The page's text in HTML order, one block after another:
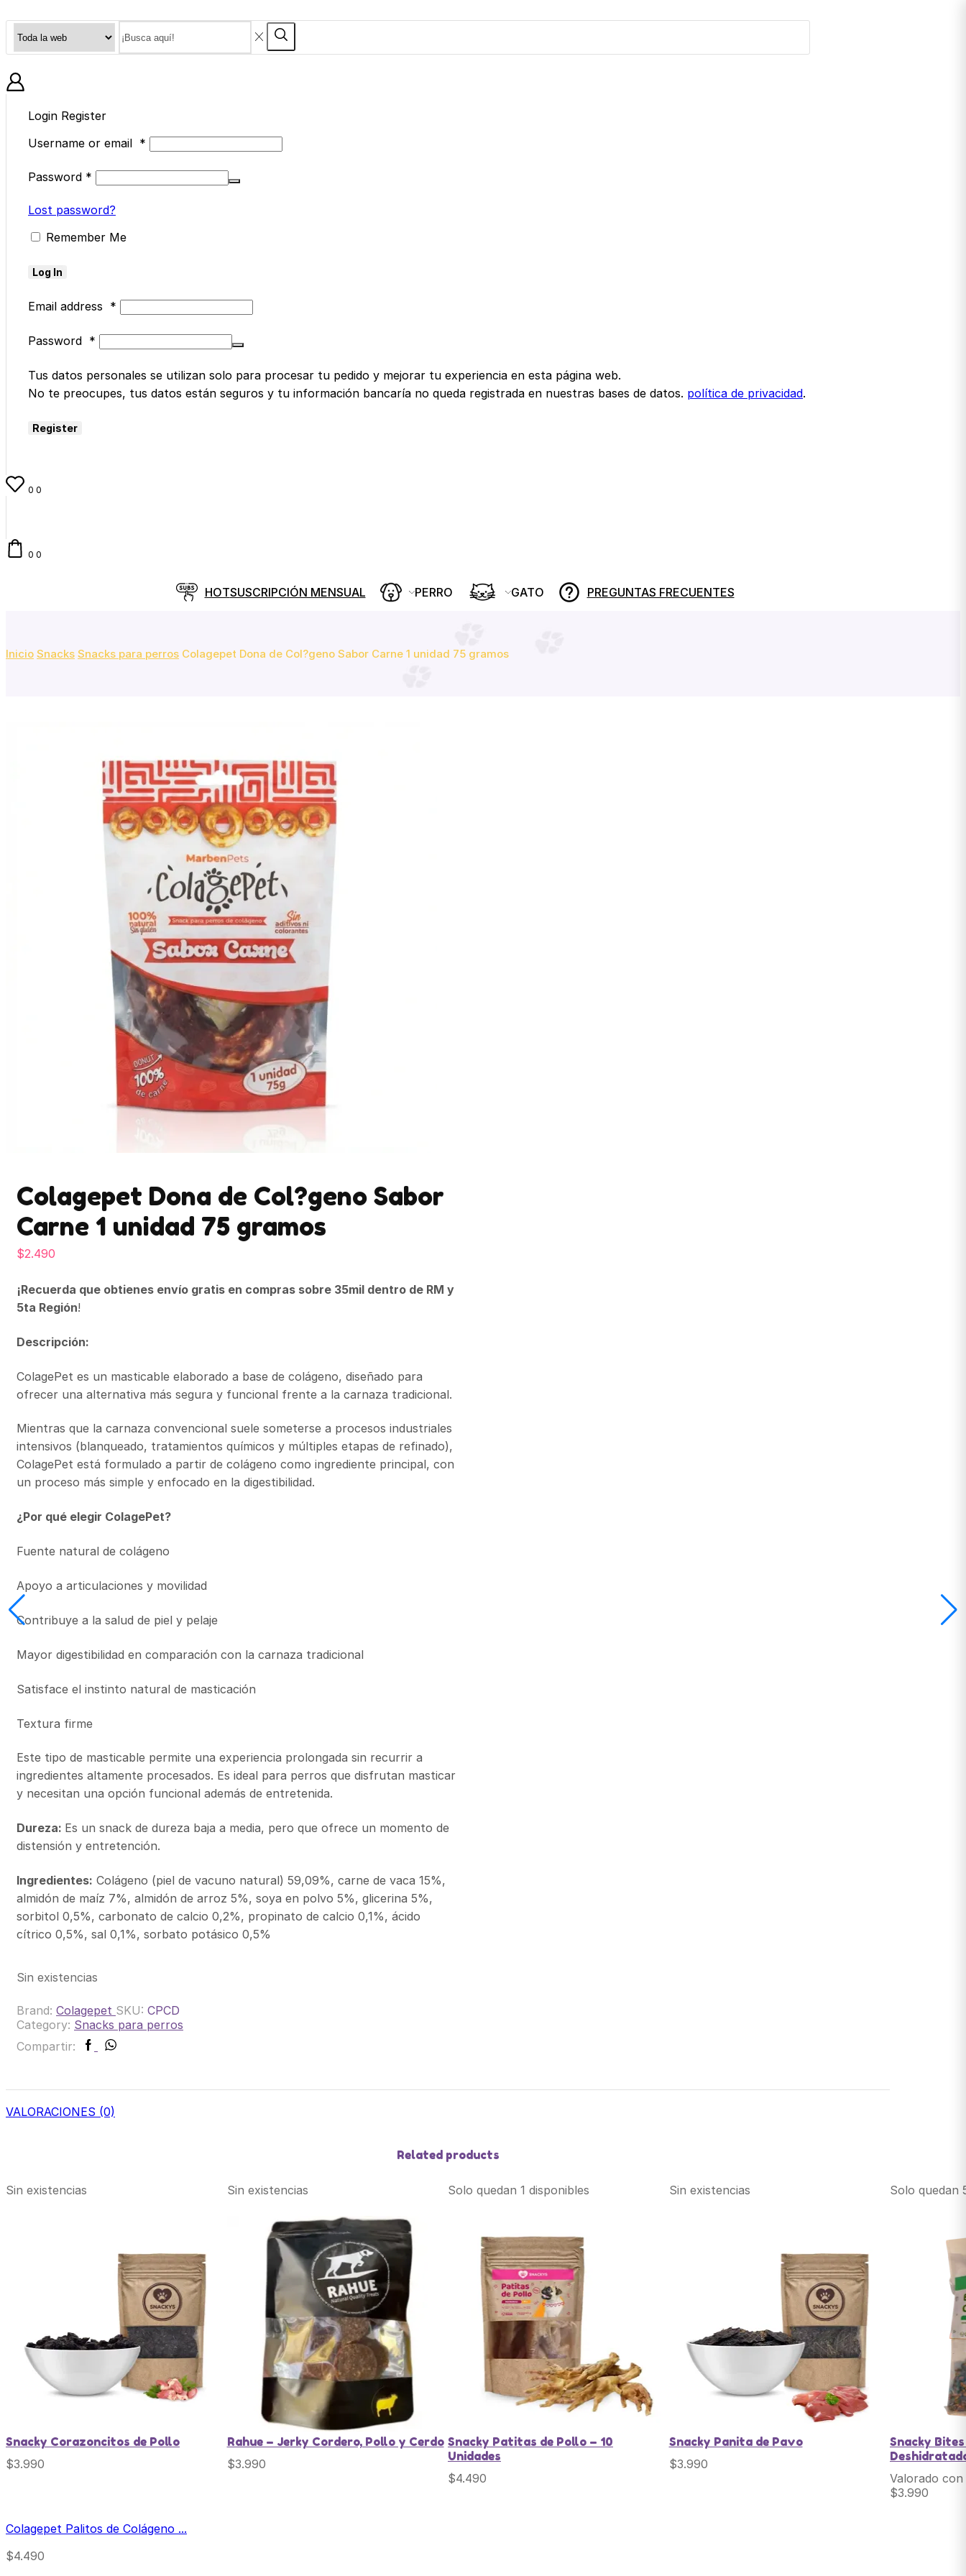
input
Login Register
Username or email *
Password *
Lost password?
Remember Me
Log In
Email address *
Password *
Tus datos personales se utilizan solo para procesar tu pedido y mejorar tu experiencia en esta página web.
No te preocupes, tus datos están seguros y tu información bancaría no queda registrada en nuestras bases de datos. política de privacidad.
Register
0 0
0 0
SUSCRIPCIÓN MENSUAL
HOT PERRO GATO PREGUNTAS FRECUENTES
Inicio Snacks Snacks para perros Colagepet Dona de Col?geno Sabor Carne 1 unidad 75 gramos
Colagepet Dona de Col?geno Sabor
Carne 1 unidad 75 gramos
$2.490
¡Recuerda que obtienes envío gratis en compras sobre 35mil dentro de RM y
5ta Región!
Descripción:
ColagePet es un masticable elaborado a base de colágeno, diseñado para
ofrecer una alternativa más segura y funcional frente a la carnaza tradicional.
Mientras que la carnaza convencional suele someterse a procesos industriales
intensivos (blanqueado, tratamientos químicos y múltiples etapas de refinado),
ColagePet está formulado a partir de colágeno como ingrediente principal, con
un proceso más simple y enfocado en la digestibilidad.
¿Por qué elegir ColagePet?
Fuente natural de colágeno
Apoyo a articulaciones y movilidad
Contribuye a la salud de piel y pelaje
Mayor digestibilidad en comparación con la carnaza tradicional
Satisface el instinto natural de masticación
Textura firme
Este tipo de masticable permite una experiencia prolongada sin recurrir a
ingredientes altamente procesados. Es ideal para perros que disfrutan masticar
y necesitan una opción funcional además de entretenida.
Dureza: Es un snack de dureza baja a media, pero que ofrece un momento de
distensión y entretención.
Ingredientes: Colágeno (piel de vacuno natural) 59,09%, carne de vaca 15%,
almidón de maíz 7%, almidón de arroz 5%, soya en polvo 5%, glicerina 5%,
sorbitol 0,5%, carbonato de calcio 0,2%, propinato de calcio 0,1%, ácido
cítrico 0,5%, sal 0,1%, sorbato potásico 0,5%
Sin existencias
Brand: Colagepet SKU: CPCD
Category: Snacks para perros
Compartir:
Facebook
Whatsapp
VALORACIONES (0)
Related products
Sin existencias
Snacky Corazoncitos de Pollo
$3.990
Sin existencias
Rahue – Jerky Cordero, Pollo y Cerdo
$3.990
Solo quedan 1 disponibles
Snacky Patitas de Pollo – 10
Unidades
$4.490
Sin existencias
Snacky Panita de Pavo
$3.990
Solo quedan
Snacky
Valorado con
$3.990
Colagepet Palitos de Colágeno ...
$4.490